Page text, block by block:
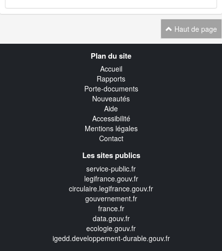
Haut de page
Plan du site
Accueil
Rapports
Porte-documents
Nouveautés
Aide
Accessibilité
Mentions légales
Contact
Les sites publics
service-public.fr
legifrance.gouv.fr
circulaire.legifrance.gouv.fr
gouvernement.fr
france.fr
data.gouv.fr
ecologie.gouv.fr
igedd.developpement-durable.gouv.fr